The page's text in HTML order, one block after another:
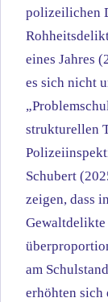
polizeilichen
eines Jahres
es sich nicht
strukturellen
Schubert
zeigen, dass
Gewaltdelikte
am
erhöhten sich